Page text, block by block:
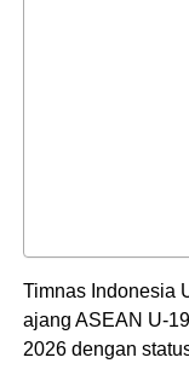
Timnas Indonesia
ajang ASEAN U-
2026 dengan